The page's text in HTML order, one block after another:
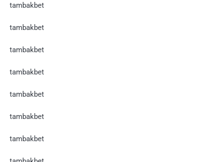
tambakbet
tambakbet
tambakbet
tambakbet
tambakbet
tambakbet
tambakbet